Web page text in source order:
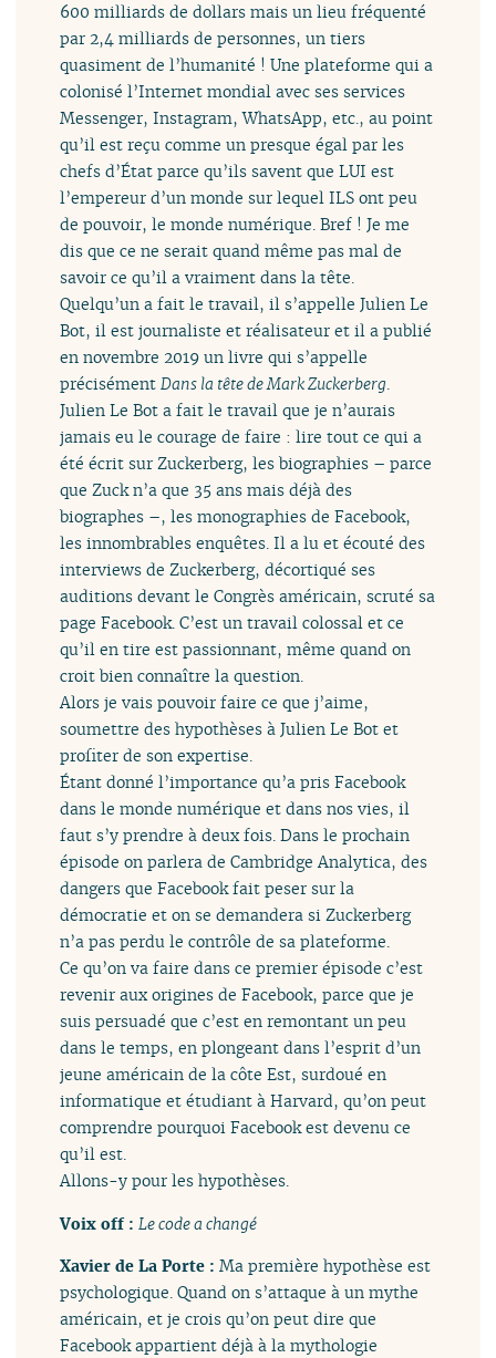
600 milliards de dollars mais un lieu fréquenté
par 2,4 milliards de personnes, un tiers
quasiment de l’humanité ! Une plateforme qui a
colonisé l’Internet mondial avec ses services
Messenger, Instagram, WhatsApp, etc., au point
qu’il est reçu comme un presque égal par les
chefs d’État parce qu’ils savent que LUI est
l’empereur d’un monde sur lequel ILS ont peu
de pouvoir, le monde numérique. Bref ! Je me
dis que ce ne serait quand même pas mal de
savoir ce qu’il a vraiment dans la tête.
Quelqu’un a fait le travail, il s’appelle Julien Le
Bot, il est journaliste et réalisateur et il a publié
en novembre 2019 un livre qui s’appelle
précisémentDans la tête de Mark Zuckerberg.
Julien Le Bot a fait le travail que je n’aurais
jamais eu le courage de faire : lire tout ce qui a
été écrit sur Zuckerberg, les biographies – parce
que Zuck n’a que 35 ans mais déjà des
biographes –, les monographies de Facebook,
les innombrables enquêtes. Il a lu et écouté des
interviews de Zuckerberg, décortiqué ses
auditions devant le Congrès américain, scruté sa
page Facebook. C’est un travail colossal et ce
qu’il en tire est passionnant, même quand on
croit bien connaître la question.
Alors je vais pouvoir faire ce que j’aime,
soumettre des hypothèses à Julien Le Bot et
profiter de son expertise.
Étant donné l’importance qu’a pris Facebook
dans le monde numérique et dans nos vies, il
faut s’y prendre à deux fois. Dans le prochain
épisode on parlera de Cambridge Analytica, des
dangers que Facebook fait peser sur la
démocratie et on se demandera si Zuckerberg
n’a pas perdu le contrôle de sa plateforme.
Ce qu’on va faire dans ce premier épisode c’est
revenir aux origines de Facebook, parce que je
suis persuadé que c’est en remontant un peu
dans le temps, en plongeant dans l’esprit d’un
jeune américain de la côte Est, surdoué en
informatique et étudiant à Harvard, qu’on peut
comprendre pourquoi Facebook est devenu ce
qu’il est.
Allons-y pour les hypothèses.
Voix off : Le code a changé
Xavier de La Porte :Ma première hypothèse est
psychologique. Quand on s’attaque à un mythe
américain, et je crois qu’on peut dire que
Facebook appartient déjà à la mythologie